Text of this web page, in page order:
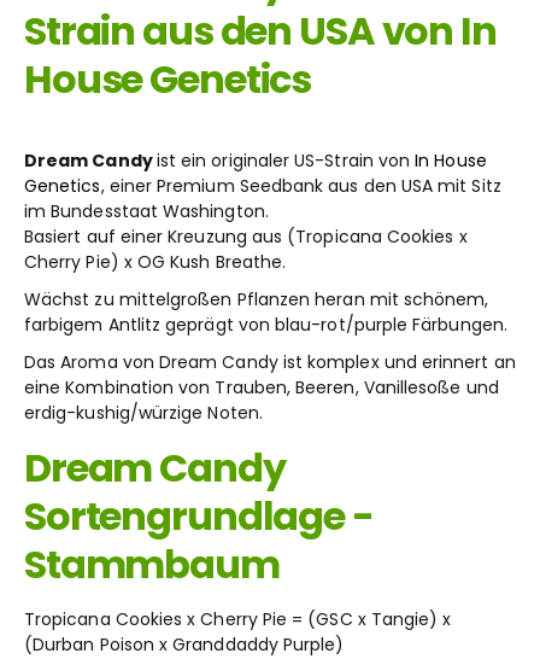
Strain aus den USA von In
House Genetics
Dream Candyist ein originaler US-Strain vonIn House
Genetics, einer Premium Seedbank aus den USA mit Sitz
im Bundesstaat Washington.
Basiert auf einer Kreuzung aus (Tropicana Cookies x
Cherry Pie) x OG Kush Breathe.
Wächst zu mittelgroßen Pflanzen heran mit schönem,
farbigem Antlitz geprägt von blau-rot/purple Färbungen.
Das Aroma von Dream Candy ist komplex und erinnert an
eine Kombination von Trauben, Beeren, Vanillesoße und
erdig-kushig/würzige Noten.
Dream Candy
Sortengrundlage -
Stammbaum
Tropicana Cookies x Cherry Pie = (GSC x Tangie) x
(Durban Poison x Granddaddy Purple)